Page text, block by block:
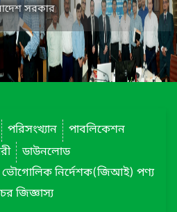
সরকার
পরিসংখ্যান
পাবলিকেশন
ডাউনলোড
ভৌগোলিক নির্দেশক(জিআই) পণ্য
জিজ্ঞাস্য